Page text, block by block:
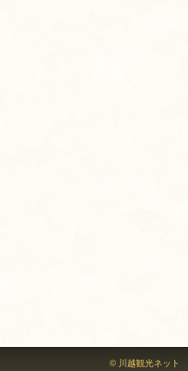
© 川越観光ネット